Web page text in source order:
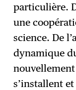
particulière.
une
science. De
dynamique
s’installent